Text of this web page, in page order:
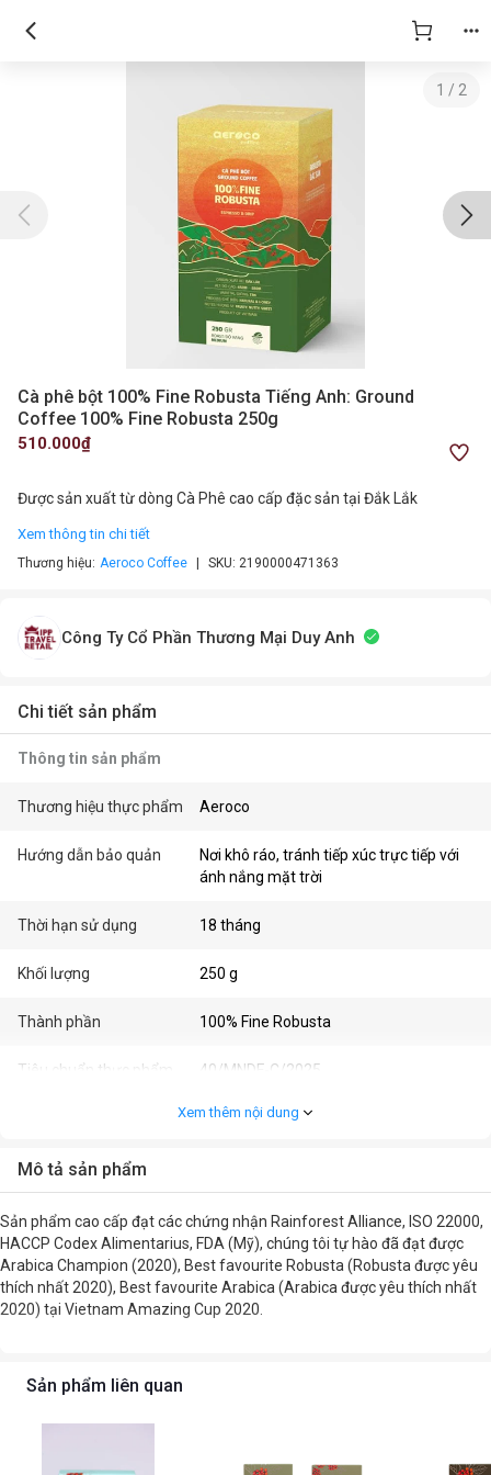
1 / 2
Cà phê bột 100% Fine Robusta Tiếng Anh: Ground
Coffee 100% Fine Robusta 250g
510.000₫
Được sản xuất từ dòng Cà Phê cao cấp đặc sản tại Đắk Lắk
Xem thông tin chi tiết
Thương hiệu: Aeroco Coffee SKU: 2190000471363
Công Ty Cổ Phần Thương Mại Duy Anh
Chi tiết sản phẩm
Thông tin sản phẩm
Thương hiệu thực phẩm Aeroco
Hướng dẫn bảo quản
Nơi khô ráo, tránh tiếp xúc trực tiếp với
ánh nắng mặt trời
Thời hạn sử dụng 18 tháng
Khối lượng 250 g
Thành phần 100% Fine Robusta
Tiêu chuẩn thực phẩm 40/MNDF-C/2025
Nhập khẩu / Phân phối bởi Emerina
Xem thêm nội dung
Mô tả sản phẩm
Sản phẩm cao cấp đạt các chứng nhận Rainforest Alliance, ISO 22000,
HACCP Codex Alimentarius, FDA (Mỹ), chúng tôi tự hào đã đạt được
Arabica Champion (2020), Best favourite Robusta (Robusta được yêu
thích nhất 2020), Best favourite Arabica (Arabica được yêu thích nhất
2020) tại Vietnam Amazing Cup 2020.
Sản phẩm liên quan